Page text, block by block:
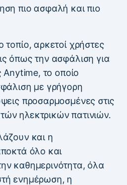
πιο ασφαλή και πιο
αρκετοί χρήστες
όπως την ασφάλιση για
Anytime, το οποίο
με γρήγορη
προσαρμοσμένες στις
ηλεκτρικών πατινιών.
και η
όλο και
καθημερινότητα, όλα
ενημέρωση, η